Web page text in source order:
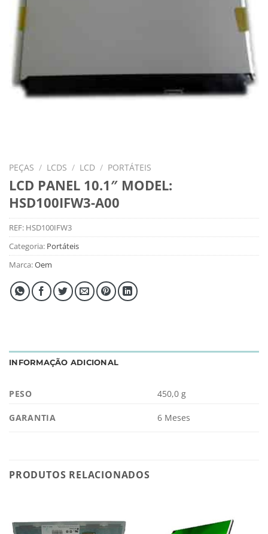
PEÇAS / LCDS / LCD / PORTÁTEIS
LCD PANEL 10.1″ MODEL:
HSD100IFW3-A00
REF: HSD100IFW3
Categoria: Portáteis
Marca:Oem
INFORMAÇÃO ADICIONAL
PESO 450,0 g
GARANTIA 6 Meses
PRODUTOS RELACIONADOS